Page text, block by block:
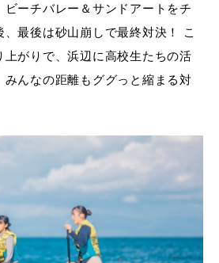
ビーチバレー＆サンドアートをチ
最後は砂山崩しで最終対決！ こ
がりで、浜辺に高校生たちの活
んなの距離もググっと縮まる対